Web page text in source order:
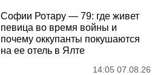
Софии Ротару — 79: где живет
певица во время войны и
почему оккупанты покушаются
на ее отель в Ялте
14:05 07.08.26